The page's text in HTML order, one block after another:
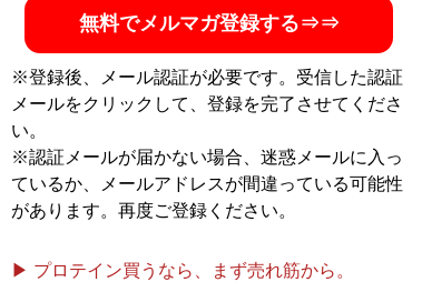
無料でメルマガ登録する⇒⇒
※登録後、メール認証が必要です。受信した認証
メールをクリックして、登録を完了させてくださ
い。
※認証メールが届かない場合、迷惑メールに入っ
ているか、メールアドレスが間違っている可能性
があります。再度ご登録ください。
▶ プロテイン買うなら、まず売れ筋から。